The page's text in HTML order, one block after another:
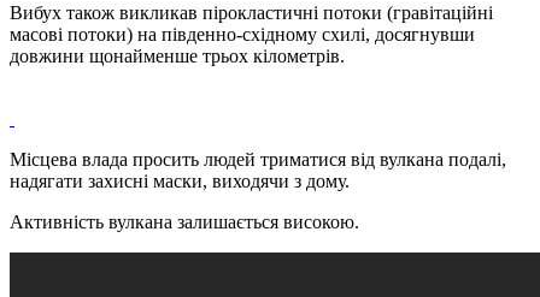
Вибух також викликав пірокластичні потоки (гравітаційні
масові потоки) на південно-східному схилі, досягнувши
довжини щонайменше трьох кілометрів.
Місцева влада просить людей триматися від вулкана подалі,
надягати захисні маски, виходячи з дому.
Активність вулкана залишається високою.